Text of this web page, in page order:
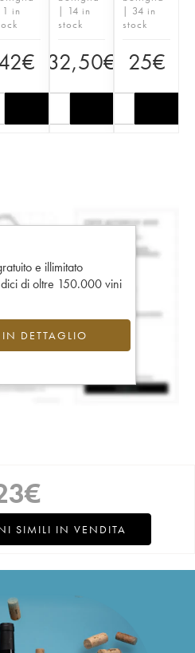
in
€
| 14 in
stock
32,50€
| 34 in
stock
25€
e illimitato
di oltre 150.000 vini
DETTAGLIO
€
SIMILI IN VENDITA